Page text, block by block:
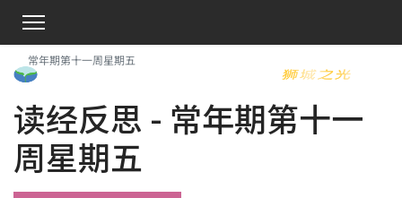
常年期第十一周星期五
读经反思 - 常年期第十一
周星期五